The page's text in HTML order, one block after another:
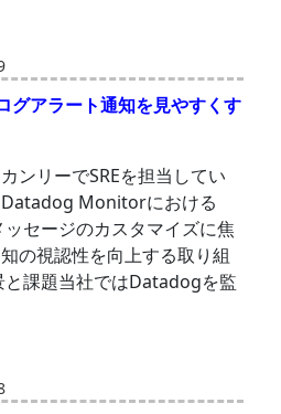
アラート通知を見やすくす
ンリーでSREを担当してい
Datadog Monitorにおける
セージのカスタマイズに焦
の視認性を向上する取り組
課題当社ではDatadogを監